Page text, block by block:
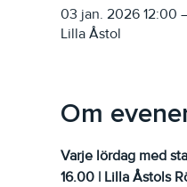
03 jan. 2026 12:00
Lilla Åstol
Om
Varje lördag med
16.00 | Lilla Åstols